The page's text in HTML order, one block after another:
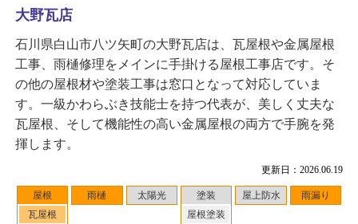
更新日：2026.06.19
屋根
瓦屋根
雨樋 太陽光
塗装
屋根塗装
屋上防水 雨漏り
大野瓦店
石川県白山市八ツ矢町の大野瓦店は、瓦屋根や金属屋根
工事、雨樋修理をメインに手掛ける屋根工事店です。そ
の他の屋根材や塗装工事は窓口となって対応していま
す。一級かわらぶき技能士を持つ代表が、美しく丈夫な
瓦屋根、そして機能性の高い金属屋根の両方で手腕を発
揮します。